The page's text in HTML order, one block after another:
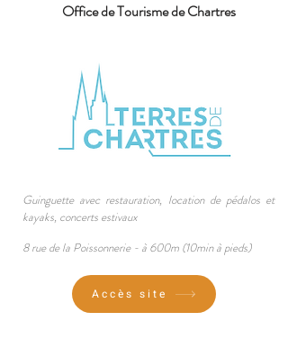
Office de Tourisme de Chartres
Guinguette avec restauration, location de pédalos et
kayaks, concerts estivaux
8 rue de la Poissonnerie- à 600m (10min à pieds)
Accès site